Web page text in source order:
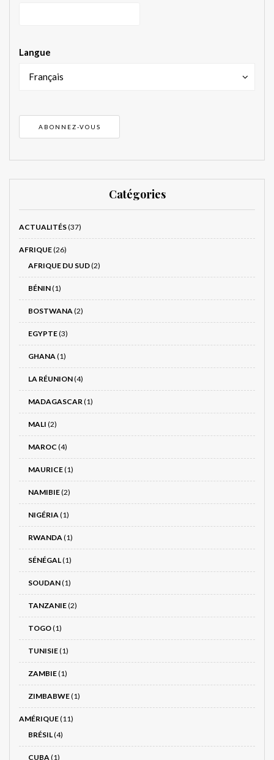
Langue
Français
Catégories
ACTUALITÉS(37)
AFRIQUE(26)
AFRIQUE DU SUD(2)
BÉNIN(1)
BOSTWANA (2)
EGYPTE(3)
GHANA (1)
LA RÉUNION(4)
MADAGASCAR (1)
MALI (2)
MAROC (4)
MAURICE(1)
NAMIBIE(2)
NIGÉRIA (1)
RWANDA (1)
SÉNÉGAL(1)
SOUDAN(1)
TANZANIE(2)
TOGO(1)
TUNISIE(1)
ZAMBIE(1)
ZIMBABWE(1)
AMÉRIQUE(11)
BRÉSIL(4)
CUBA (1)